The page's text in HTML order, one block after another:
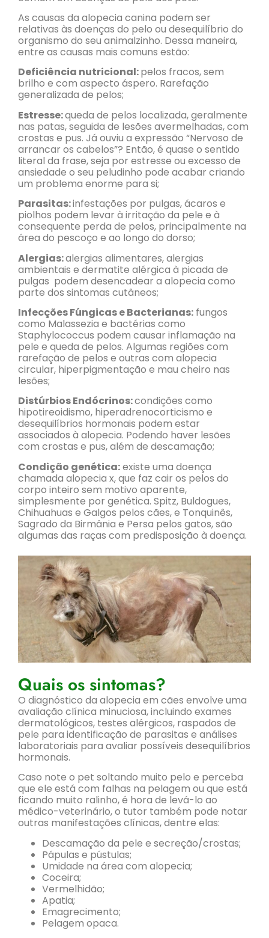
As causas da alopecia canina podem ser
relativas às doenças do pelo ou desequilíbrio do
organismo do seu animalzinho. Dessa maneira,
entre as causas mais comuns estão:
Deficiência nutricional:pelos fracos, sem
brilho e com aspecto áspero. Rarefação
generalizada de pelos;
Estresse:queda de pelos localizada, geralmente
nas patas, seguida de lesões avermelhadas, com
crostas e pus. Já ouviu a expressão “Nervoso de
arrancar os cabelos”? Então, é quase o sentido
literal da frase, seja por estresse ou excesso de
ansiedade o seu peludinho pode acabar criando
um problema enorme para si;
Parasitas:infestações por pulgas, ácaros e
piolhos podem levar à irritação da pele e à
consequente perda de pelos, principalmente na
área do pescoço e ao longo do dorso;
Alergias:alergias alimentares, alergias
ambientais e dermatite alérgica à picada de
pulgas podem desencadear a alopecia como
parte dos sintomas cutâneos;
Infecções Fúngicas e Bacterianas: fungos
como Malassezia e bactérias como
Staphylococcus podem causar inflamação na
pele e queda de pelos. Algumas regiões com
rarefação de pelos e outras com alopecia
circular, hiperpigmentação e mau cheiro nas
lesões;
Distúrbios Endócrinos:condições como
hipotireoidismo, hiperadrenocorticismo e
desequilíbrios hormonais podem estar
associados à alopecia. Podendo haver lesões
com crostas e pus, além de descamação;
Condição genética:existe uma doença
chamada alopecia x, que faz cair os pelos do
corpo inteiro sem motivo aparente,
simplesmente por genética. Spitz, Buldogues,
Chihuahuas e Galgos pelos cães, e Tonquinês,
Sagrado da Birmânia e Persa pelos gatos, são
algumas das raças com predisposição à doença.
Quais os sintomas?
O diagnóstico da alopecia em cães envolve uma
avaliação clínica minuciosa, incluindo exames
dermatológicos, testes alérgicos, raspados de
pele para identificação de parasitas e análises
laboratoriais para avaliar possíveis desequilíbrios
hormonais.
Caso note o pet soltando muito pelo e perceba
que ele está com falhas na pelagem ou que está
ficando muito ralinho, é hora de levá-lo ao
médico-veterinário, o tutor também pode notar
outras manifestações clínicas, dentre elas:
Descamação da pele e secreção/crostas;
Pápulas e pústulas;
Umidade na área com alopecia;
Coceira;
Vermelhidão;
Apatia;
Emagrecimento;
Pelagem opaca.